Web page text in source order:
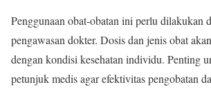
Penggunaan obat-obatan ini perlu dilakukan
pengawasan dokter. Dosis dan jenis obat
dengan kondisi kesehatan individu. Penting
petunjuk medis agar efektivitas pengobatan